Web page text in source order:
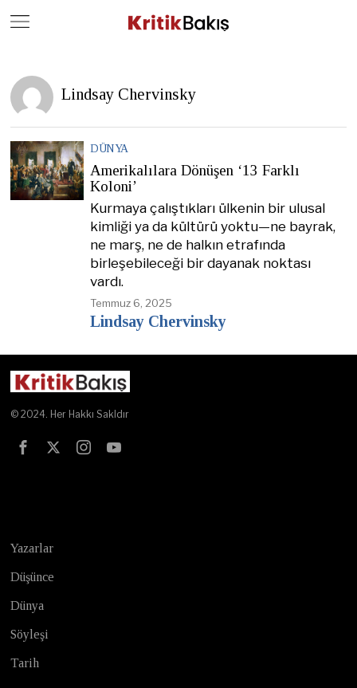
Lindsay Chervinsky
DÜNYA
Amerikalılara Dönüşen ‘13 Farklı
Koloni’
Kurmaya çalıştıkları ülkenin bir ulusal
kimliği ya da kültürü yoktu—ne bayrak,
ne marş, ne de halkın etrafında
birleşebileceği bir dayanak noktası
vardı.
Temmuz 6, 2025
Lindsay Chervinsky
© 2024. Her Hakkı Sakldır
Yazarlar
Düşünce
Dünya
Söyleşi
Tarih